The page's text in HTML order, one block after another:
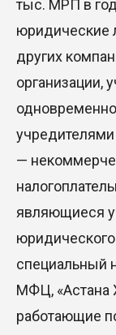
тыс. МРП в
юридические
других
организации,
—
являющиеся
специальный
МФЦ, «Астана
работающие